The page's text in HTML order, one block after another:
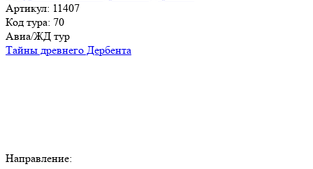
Артикул: 11407
Код тура: 70
Авиа/ЖД тур
Тайны древнего Дербента
Направление: